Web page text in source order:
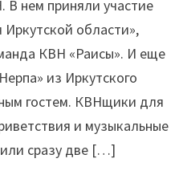
В нем приняли участие
области»,
КВН «Раисы». И еще
из Иркутского
гостем. КВНщики для
и музыкальные
сразу две […]